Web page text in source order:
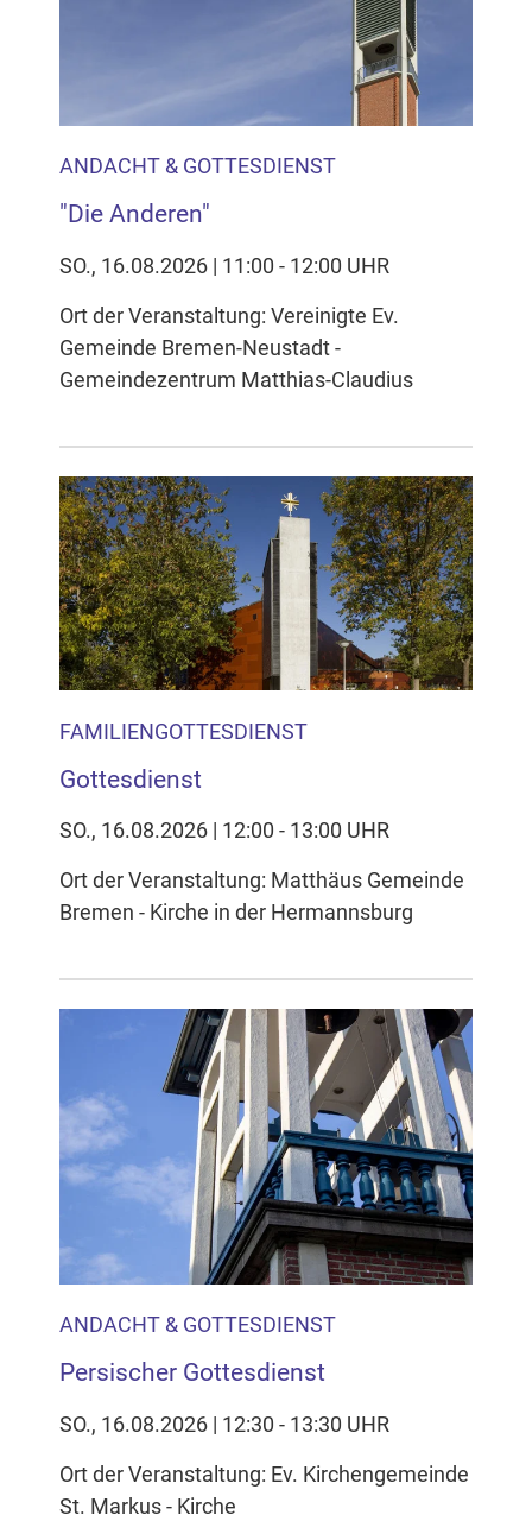
Einstellungen anpassen
ANDACHT & GOTTESDIENST
"Die Anderen"
SO., 16.08.2026 | 11:00 - 12:00 UHR
Ort der Veranstaltung: Vereinigte Ev.
Gemeinde Bremen-Neustadt -
Gemeindezentrum Matthias-Claudius
FAMILIENGOTTESDIENST
Gottesdienst
SO., 16.08.2026 | 12:00 - 13:00 UHR
Ort der Veranstaltung: Matthäus Gemeinde
Bremen - Kirche in der Hermannsburg
ANDACHT & GOTTESDIENST
Persischer Gottesdienst
SO., 16.08.2026 | 12:30 - 13:30 UHR
Ort der Veranstaltung: Ev. Kirchengemeinde
St. Markus - Kirche